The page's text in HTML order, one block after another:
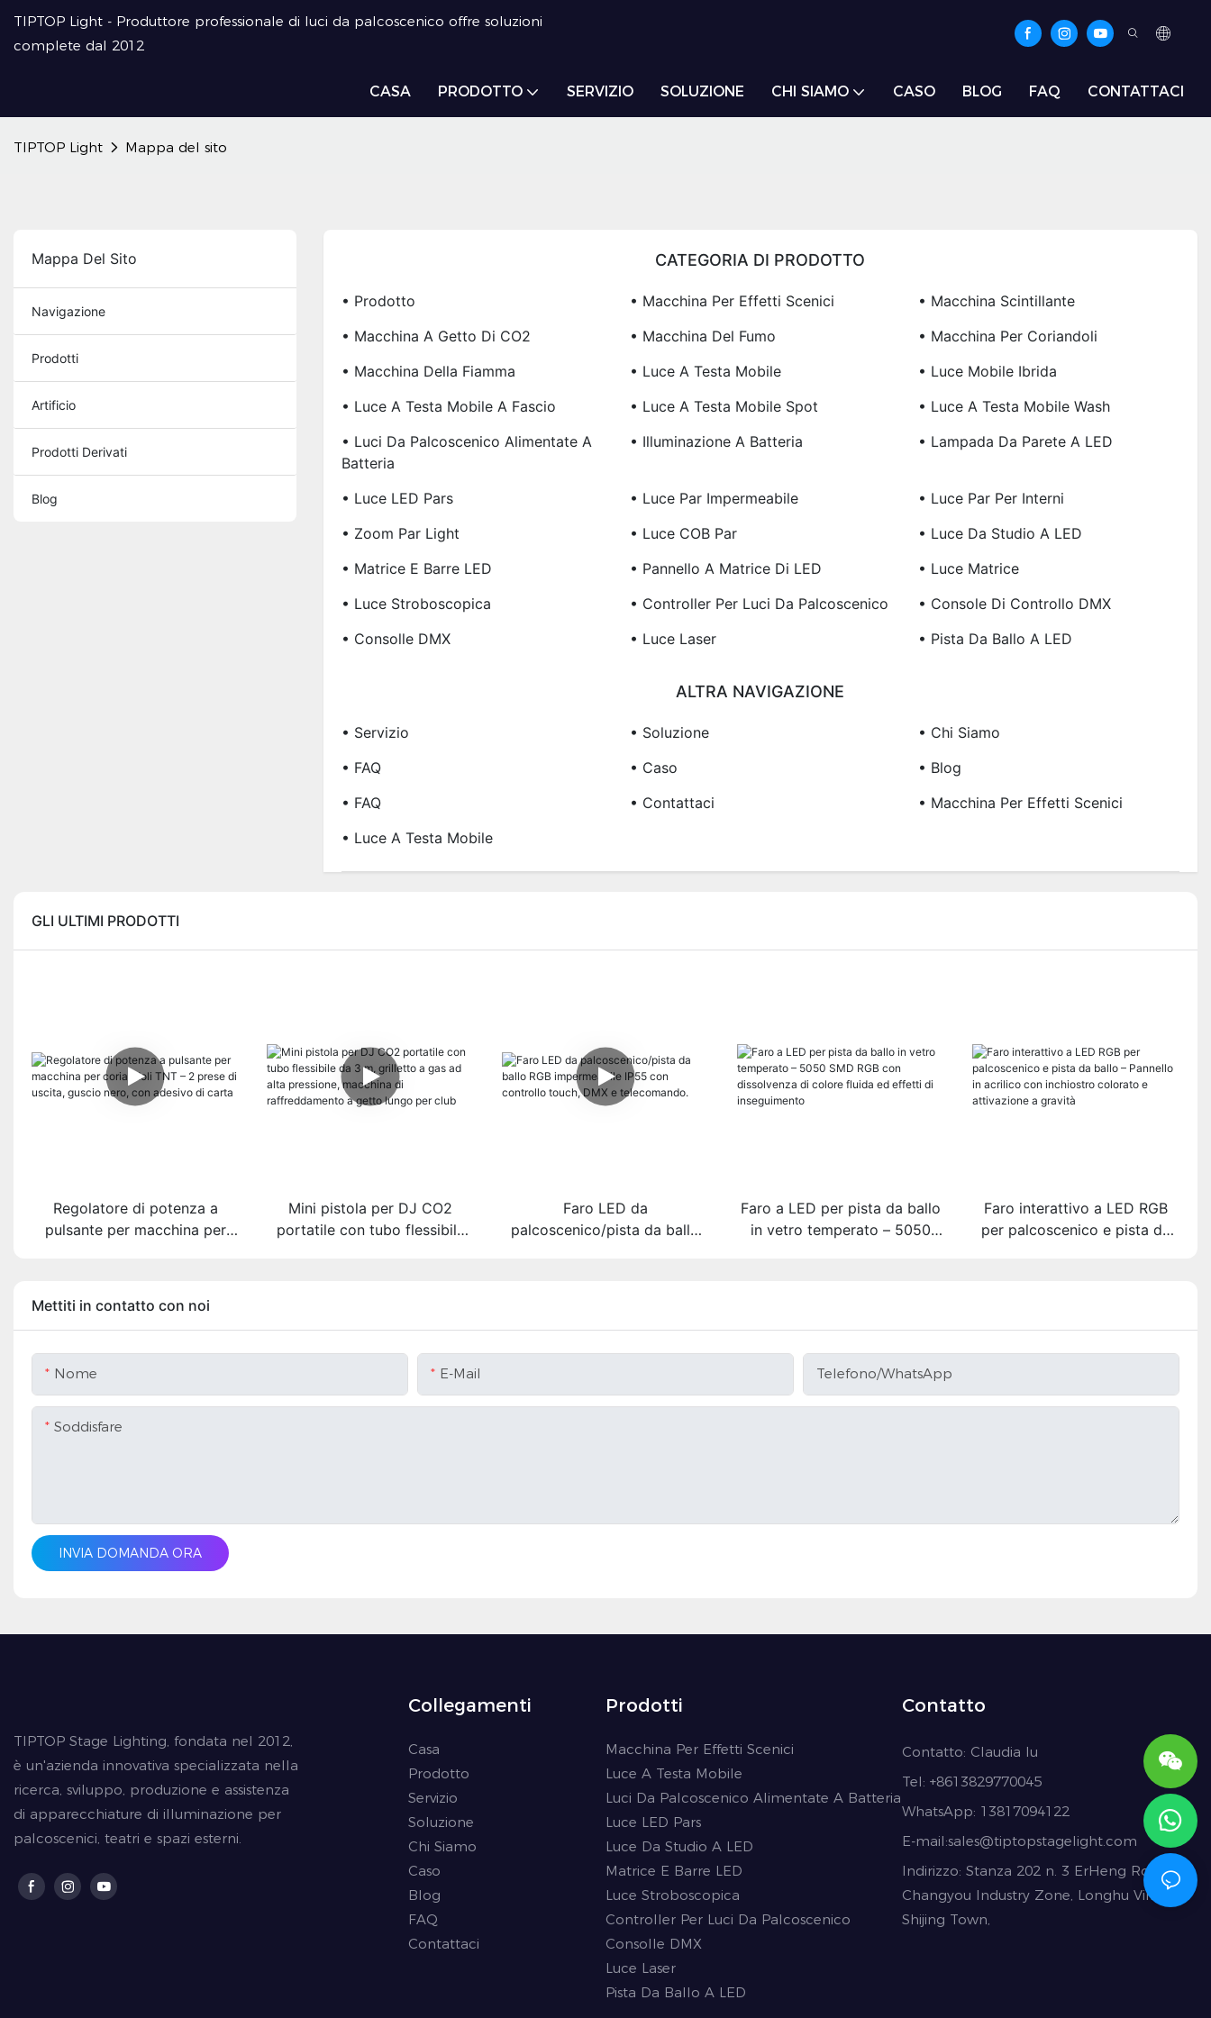
TIPTOP Light - Produttore professionale di luci da palcoscenico offre soluzioni
complete dal 2012
CASA PRODOTTO SERVIZIO SOLUZIONE CHI SIAMO CASO BLOG FAQ CONTATTACI
TIPTOP Light Mappa del sito
Mappa Del Sito
Navigazione
Prodotti
Artificio
Prodotti Derivati
Blog
CATEGORIA DI PRODOTTO
• Prodotto • Macchina Per Effetti Scenici
• Macchina Scintillante
• Macchina A Getto Di CO2
• Macchina Del Fumo
• Macchina Per Coriandoli
• Macchina Della Fiamma
• Luce A Testa Mobile
• Luce Mobile Ibrida
• Luce A Testa Mobile A Fascio
• Luce A Testa Mobile Spot
• Luce A Testa Mobile Wash
• Luci Da Palcoscenico Alimentate A
Batteria
• Illuminazione A Batteria • Lampada Da Parete A LED
• Luce LED Pars • Luce Par Impermeabile
• Luce Par Per Interni
• Zoom Par Light
• Luce COB Par
• Luce Da Studio A LED
• Matrice E Barre LED
• Pannello A Matrice Di LED
• Luce Matrice
• Luce Stroboscopica
• Controller Per Luci Da Palcoscenico
• Console Di Controllo DMX
• Consolle DMX
• Luce Laser • Pista Da Ballo A LED
ALTRA NAVIGAZIONE
• Servizio • Soluzione
• Chi Siamo
• FAQ
• Caso
• Blog
• FAQ
• Contattaci
• Macchina Per Effetti Scenici
• Luce A Testa Mobile
GLI ULTIMI PRODOTTI
Regolatore di potenza a
pulsante per macchina per
Mini pistola per DJ CO2
portatile con tubo flessibile
Faro LED da
palcoscenico/pista da ballo
Faro a LED per pista da ballo
in vetro temperato – 5050
Faro interattivo a LED RGB
per palcoscenico e pista da
Mettiti in contatto con noi
Nome E-Mail Telefono/WhatsApp
Soddisfare
INVIA DOMANDA ORA
TIPTOP Stage Lighting, fondata nel 2012,
è un'azienda innovativa specializzata nella
ricerca, sviluppo, produzione e assistenza
di apparecchiature di illuminazione per
palcoscenici, teatri e spazi esterni.
Collegamenti
Casa
Prodotto
Servizio
Soluzione
Chi Siamo
Caso
Blog
FAQ
Contattaci
Prodotti
Macchina Per Effetti Scenici
Luce A Testa Mobile
Luci Da Palcoscenico Alimentate A Batteria
Luce LED Pars
Luce Da Studio A LED
Matrice E Barre LED
Luce Stroboscopica
Controller Per Luci Da Palcoscenico
Consolle DMX
Luce Laser
Pista Da Ballo A LED
Contatto
Contatto: Claudia lu
Tel: +8613829770045
WhatsApp: 13817094122
E-mail:sales@tiptopstagelight.com
Indirizzo: Stanza 202 n. 3 ErHeng Road
Changyou Industry Zone, Longhu Village,
Shijing Town,